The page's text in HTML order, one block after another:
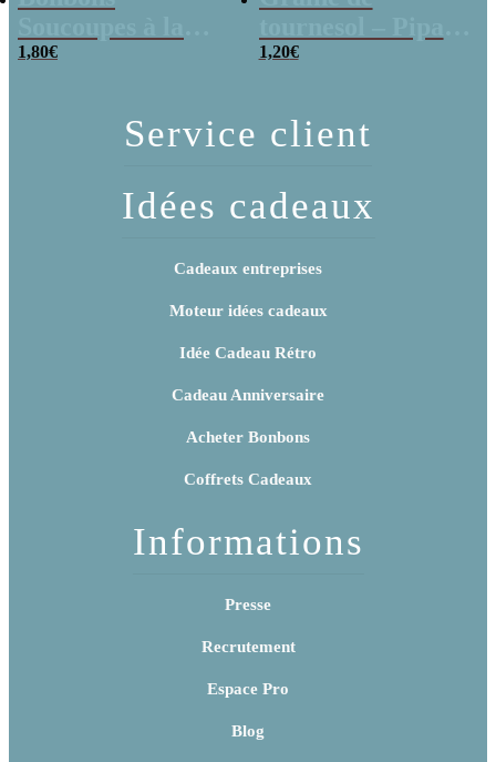
poudre (x20)
1,80€
x 3
1,20€
Service client
Idées cadeaux
Cadeaux entreprises
Moteur idées cadeaux
Idée Cadeau Rétro
Cadeau Anniversaire
Acheter Bonbons
Coffrets Cadeaux
Informations
Presse
Recrutement
Espace Pro
Blog